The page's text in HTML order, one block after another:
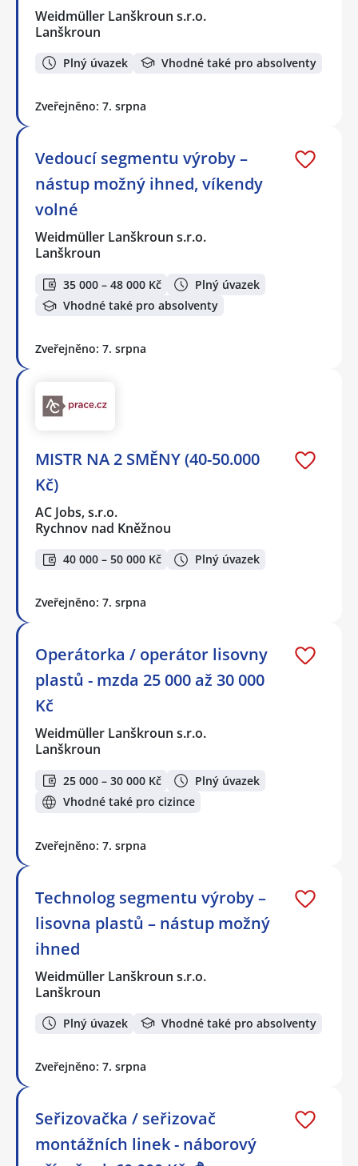
Weidmüller Lanškroun s.r.o.
Lanškroun
Plný úvazek Vhodné také pro absolventy
Zveřejněno: 7. srpna
Vedoucí segmentu výroby –
nástup možný ihned, víkendy
volné
Weidmüller Lanškroun s.r.o.
Lanškroun
35 000 – 48 000 Kč
Plný úvazek
Vhodné také pro absolventy
Zveřejněno: 7. srpna
MISTR NA 2 SMĚNY (40-50.000
Kč)
AC Jobs, s.r.o.
Rychnov nad Kněžnou
40 000 – 50 000 Kč Plný úvazek
Zveřejněno: 7. srpna
Operátorka / operátor lisovny
plastů - mzda 25 000 až 30 000
Kč
Weidmüller Lanškroun s.r.o.
Lanškroun
25 000 – 30 000 Kč
Plný úvazek
Vhodné také pro cizince
Zveřejněno: 7. srpna
Technolog segmentu výroby –
lisovna plastů – nástup možný
ihned
Weidmüller Lanškroun s.r.o.
Lanškroun
Plný úvazek Vhodné také pro absolventy
Zveřejněno: 7. srpna
Seřizovačka / seřizovač
montážních linek - náborový